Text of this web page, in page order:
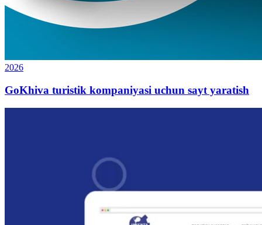
2026
GoKhiva turistik kompaniyasi uchun sayt yaratish